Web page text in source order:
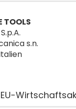
TOOLS
s.n.